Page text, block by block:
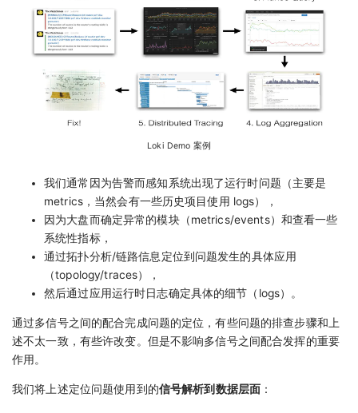
Loki Demo 案例
我们通常因为告警而感知系统出现了运行时问题（主要是
metrics，当然会有一些历史项目使用 logs），
因为大盘而确定异常的模块（metrics/events）和查看一些
系统性指标，
通过拓扑分析/链路信息定位到问题发生的具体应用
（topology/traces），
然后通过应用运行时日志确定具体的细节（logs）。
通过多信号之间的配合完成问题的定位，有些问题的排查步骤和上
述不太一致，有些许改变。但是不影响多信号之间配合发挥的重要
作用。
我们将上述定位问题使用到的信号解析到数据层面 ：